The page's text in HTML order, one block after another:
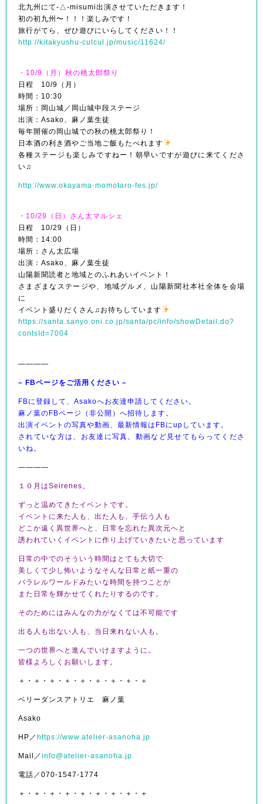
北九州にて-△-misumi出演させていただきます！
初の初九州〜！！！楽しみです！
旅行がてら、ぜひ遊びにいらしてください！！
http://kitakyushu-culcul.jp/music/11624/
・10/9（月）秋の桃太郎祭り
日程 10/9（月）
時間：10:30
場所：岡山城／岡山城中段ステージ
出演：Asako、麻ノ葉生徒
毎年開催の岡山城での秋の桃太郎祭り！
日本酒の利き酒やご当地ご飯もたべれます
各種ステージも楽しみですねー！朝早いですが遊びに来てくださ
い♫
http://www.okayama-momotaro-fes.jp/
・10/29（日）さん太マルシェ
日程 10/29（日）
時間：14:00
場所：さん太広場
出演：Asako、麻ノ葉生徒
山陽新聞読者と地域とのふれあいイベント！
さまざまなステージや、地域グルメ、山陽新聞社本社全体を会場
に
イベント盛りだくさん♫お待ちしています
https://santa.sanyo.oni.co.jp/santa/pc/info/showDetail.do?
contsId=7004
――――
– FBページをご活用ください –
FBに登録して、Asakoへお友達申請してください。
麻ノ葉のFBページ（非公開）へ招待します。
出演イベントの写真や動画、最新情報はFBにupしています。
されていな方は、お友達に写真、動画など見せてもらってくださ
いね。
――――
１０月はSeirenes。
ずっと温めてきたイベントです。
イベントに来た人も、出た人も、手伝う人も
どこか遠く異世界へと、日常を忘れた異次元へと
誘われていくイベントに作り上げていきたいと思っています
日常の中でのそういう時間はとても大切で
美しくて少し怖いようなそんな日常と紙一重の
パラレルワールドみたいな時間を持つことが
また日常を輝かせてくれたりするのです。
そのためにはみんなの力がなくては不可能です
出る人も出ない人も、当日来れない人も。
一つの世界へと進んでいけますように。
皆様よろしくお願いします。
＋・＋・＋・＋・＋・＋・＋・＋・＋
ベリーダンスアトリエ 麻ノ葉
Asako
HP／ https://www.atelier-asanoha.jp
Mail／ info@atelier-asanoha.jp
電話／070-1547-1774
＋・＋・＋・＋・＋・＋・＋・＋・＋